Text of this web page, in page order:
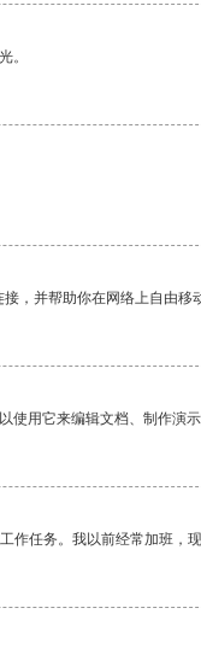
。
，并帮助你在网络上自由移
用它来编辑文档、制作演示
任务。我以前经常加班，